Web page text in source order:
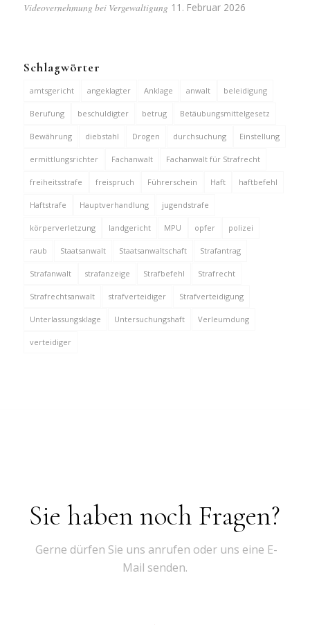
Videovernehmung bei Vergewaltigung 11. Februar 2026
Schlagwörter
amtsgericht angeklagter Anklage anwalt beleidigung
Berufung beschuldigter betrug Betäubungsmittelgesetz
Bewährung diebstahl Drogen durchsuchung Einstellung
ermittlungsrichter Fachanwalt Fachanwalt für Strafrecht
freiheitsstrafe freispruch Führerschein Haft haftbefehl
Haftstrafe Hauptverhandlung jugendstrafe
körperverletzung landgericht MPU opfer polizei
raub Staatsanwalt Staatsanwaltschaft Strafantrag
Strafanwalt strafanzeige Strafbefehl Strafrecht
Strafrechtsanwalt strafverteidiger Strafverteidigung
Unterlassungsklage Untersuchungshaft Verleumdung
verteidiger
Sie haben noch Fragen?
Gerne dürfen Sie uns anrufen oder uns eine E-
Mail senden.